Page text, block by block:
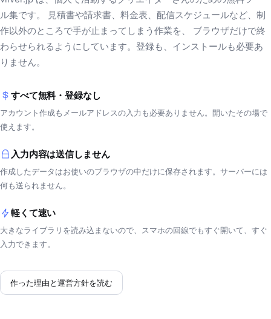
ル集です。 見積書や請求書、料金表、配信スケジュールなど、制
作以外のところで手が止まってしまう作業を、 ブラウザだけで終
わらせられるようにしています。登録も、インストールも必要あ
りません。
すべて無料・登録なし
アカウント作成もメールアドレスの入力も必要ありません。開いたその場で
使えます。
入力内容は送信しません
作成したデータはお使いのブラウザの中だけに保存されます。サーバーには
何も送られません。
軽くて速い
大きなライブラリを読み込まないので、スマホの回線でもすぐ開いて、すぐ
入力できます。
作った理由と運営方針を読む